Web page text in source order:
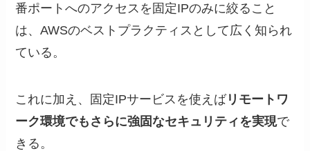
番ポートへのアクセスを固定IPのみに絞ること
は、AWSのベストプラクティスとして広く知られ
ている。
これに加え、固定IPサービスを使えばリモートワ
ーク環境でもさらに強固なセキュリティを実現で
きる。